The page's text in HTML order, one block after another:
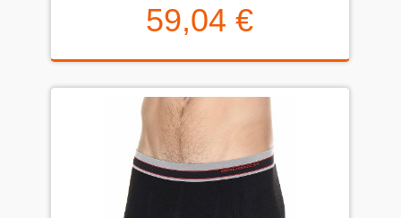
59,04 €